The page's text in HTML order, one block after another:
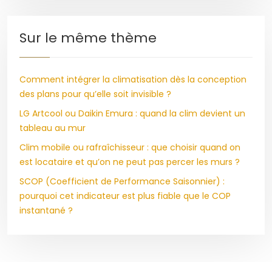
Sur le même thème
Comment intégrer la climatisation dès la conception
des plans pour qu’elle soit invisible ?
LG Artcool ou Daikin Emura : quand la clim devient un
tableau au mur
Clim mobile ou rafraîchisseur : que choisir quand on
est locataire et qu’on ne peut pas percer les murs ?
SCOP (Coefficient de Performance Saisonnier) :
pourquoi cet indicateur est plus fiable que le COP
instantané ?